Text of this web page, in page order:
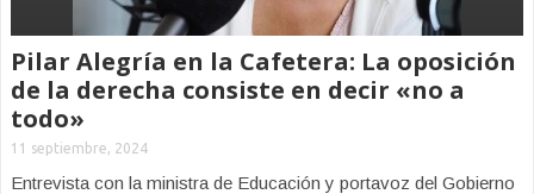
Pilar Alegría en la Cafetera: La oposición
de la derecha consiste en decir «no a
todo»
11 septiembre, 2024
Entrevista con la ministra de Educación y portavoz del Gobierno